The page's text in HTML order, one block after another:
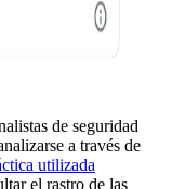
de seguridad
a través de
utilizada
el rastro de las